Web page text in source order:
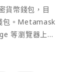
貨幣錢包，目
包。Metamask
等瀏覽器上作